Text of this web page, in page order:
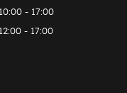
10:00 - 17:00
12:00 - 17:00